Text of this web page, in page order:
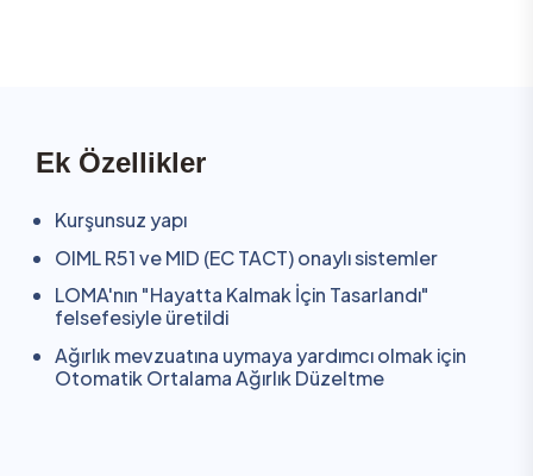
Ek Özellikler
Kurşunsuz yapı
OIML R51 ve MID (EC TACT) onaylı sistemler
LOMA'nın "Hayatta Kalmak İçin Tasarlandı"
felsefesiyle üretildi
Ağırlık mevzuatına uymaya yardımcı olmak için
Otomatik Ortalama Ağırlık Düzeltme